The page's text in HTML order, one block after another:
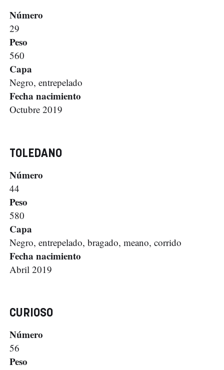
Número
29
Peso
560
Capa
Negro, entrepelado
Fecha nacimiento
Octubre 2019
TOLEDANO
Número
44
Peso
580
Capa
Negro, entrepelado, bragado, meano, corrido
Fecha nacimiento
Abril 2019
CURIOSO
Número
56
Peso